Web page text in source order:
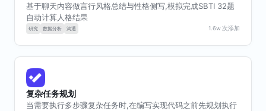
写作 内容优化
基于聊天内容做言行风格总结与性格侧写,模拟完成SBTI 32题
自动计算人格结果
1.6w 次添加
复杂任务规划
当需要执行多步骤复杂任务时,在编写实现代码之前先规划执行